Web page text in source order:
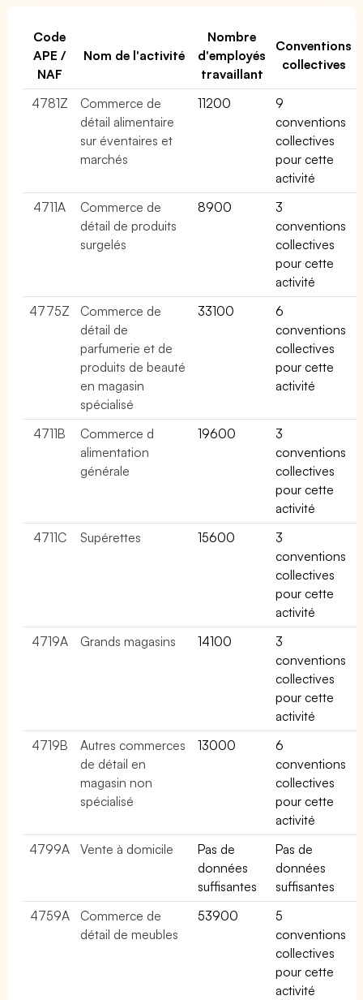
Code
APE /
NAF
Nom de l'activité
Nombre
d'employés
travaillant
Conventions
collectives
4781Z
Commerce de
détail alimentaire
sur éventaires et
marchés
11200
9
conventions
collectives
pour cette
activité
4711A
Commerce de
détail de produits
surgelés
8900
3
conventions
collectives
pour cette
activité
4775Z
Commerce de
détail de
parfumerie et de
produits de beauté
en magasin
spécialisé
33100
6
conventions
collectives
pour cette
activité
4711B
Commerce d
alimentation
générale
19600
3
conventions
collectives
pour cette
activité
4711C
Supérettes 15600
3
conventions
collectives
pour cette
activité
4719A
Grands magasins 14100
3
conventions
collectives
pour cette
activité
4719B
Autres commerces
de détail en
magasin non
spécialisé
13000
6
conventions
collectives
pour cette
activité
4799A
Vente à domicile
Pas de
données
suffisantes
Pas de
données
suffisantes
4759A
Commerce de
détail de meubles
53900
5
conventions
collectives
pour cette
activité